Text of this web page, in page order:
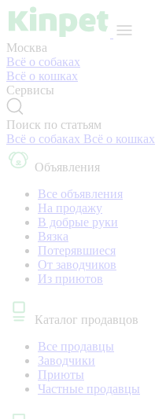
Москва
Всё о собаках
Всё о кошках
Сервисы
Поиск по статьям
Всё о собаках Всё о кошках
Объявления
Все объявления
На продажу
В добрые руки
Вязка
Потерявшиеся
От заводчиков
Из приютов
Каталог продавцов
Все продавцы
Заводчики
Приюты
Частные продавцы